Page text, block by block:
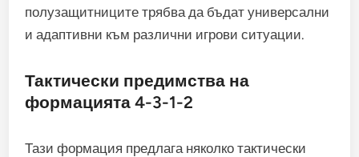
полузащитниците трябва да бъдат универсални
и адаптивни към различни игрови ситуации.
Тактически предимства на
формацията 4-3-1-2
Тази формация предлага няколко тактически